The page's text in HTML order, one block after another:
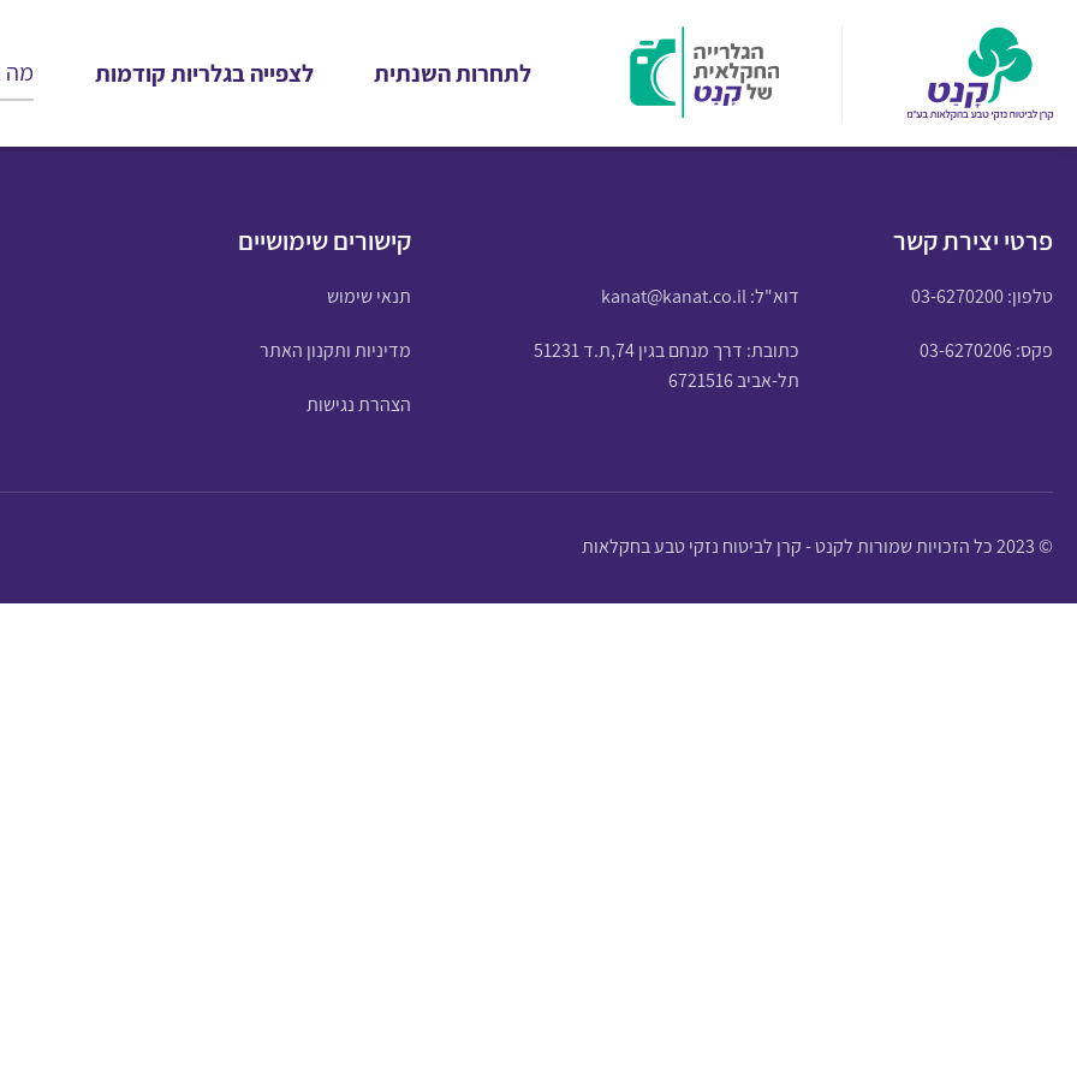
לתחרות השנתית לצפייה בגלריות קודמות
פרטי יצירת קשר
טלפון:03-6270200 דוא"ל:kanat@kanat.co.il
פקס: 03-6270206
כתובת: דרך מנחם בגין 74,ת.ד 51231
תל-אביב 6721516
קישורים שימושיים
תנאי שימוש
מדיניות ותקנון האתר
הצהרת נגישות
© 2023 כל הזכויות שמורות לקנט - קרן לביטוח נזקי טבע בחקלאות